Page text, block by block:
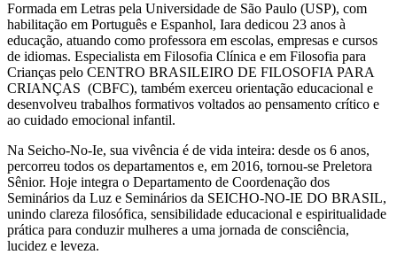
Formada em Letras pela Universidade de São Paulo (USP), com
habilitação em Português e Espanhol, Iara dedicou 23 anos à
educação, atuando como professora em escolas, empresas e cursos
de idiomas. Especialista em Filosofia Clínica e em Filosofia para
Crianças pelo CENTRO BRASILEIRO DE FILOSOFIA PARA
CRIANÇAS (CBFC), também exerceu orientação educacional e
desenvolveu trabalhos formativos voltados ao pensamento crítico e
ao cuidado emocional infantil.
Na Seicho-No-Ie, sua vivência é de vida inteira: desde os 6 anos,
percorreu todos os departamentos e, em 2016, tornou-se Preletora
Sênior. Hoje integra o Departamento de Coordenação dos
Seminários da Luz e Seminários da SEICHO-NO-IE DO BRASIL,
unindo clareza filosófica, sensibilidade educacional e espiritualidade
prática para conduzir mulheres a uma jornada de consciência,
lucidez e leveza.